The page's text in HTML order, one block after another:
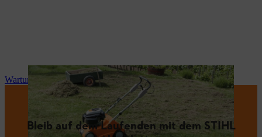
Wartung und Reparatur
Bleib auf dem Laufenden mit dem STIHL